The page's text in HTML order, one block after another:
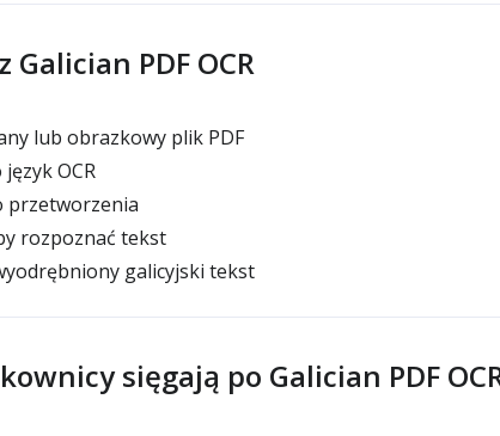
Galician PDF OCR
lub obrazkowy plik PDF
OCR
przetworzenia
rozpoznać tekst
galicyjski tekst
sięgają po Galician PDF